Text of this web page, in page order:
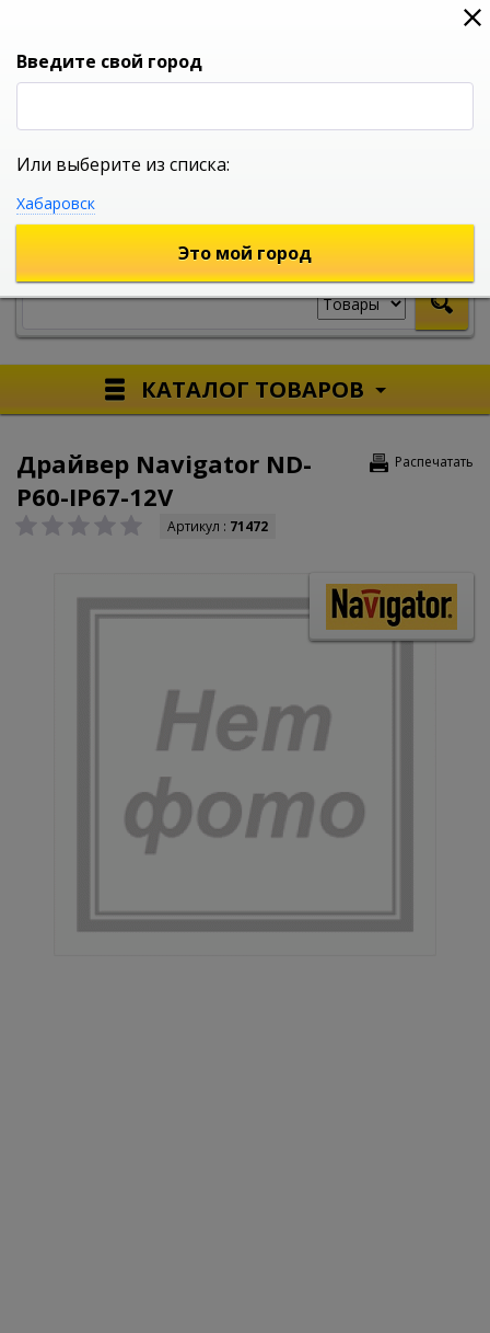
0
УНИВЕРСАЛЬНЫЙ ИНТЕРНЕТ МАГАЗИН
КАТАЛОГ ТОВАРОВ
Распечатать
Драйвер Navigator ND-
P60-IP67-12V
Артикул : 71472
Введите свой город
Или выберите из списка:
Хабаровск
Это мой город